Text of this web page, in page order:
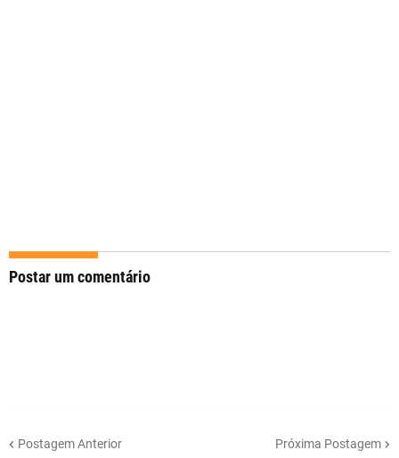
Postar um comentário
Postagem Anterior Próxima Postagem